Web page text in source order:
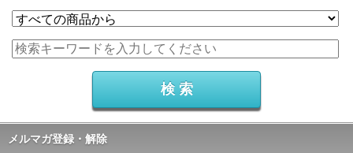
メルマガ登録・解除